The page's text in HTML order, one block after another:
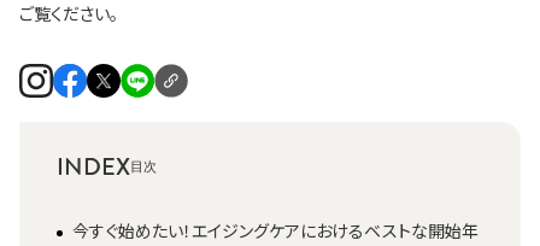
ご覧ください。
INDEX
今すぐ始めたい！エイジングケアにおけるベストな開始年